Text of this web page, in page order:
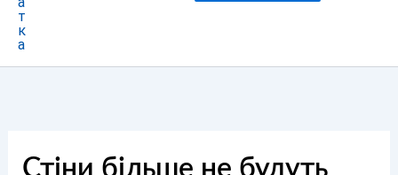
Стіни більше не будуть